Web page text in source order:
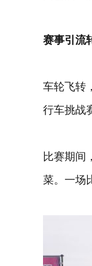
赛事引流
车轮飞转
行车挑战
比赛期间
菜。一场